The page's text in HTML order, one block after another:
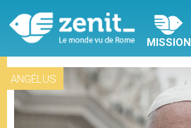
MISSION
ANGÉLUS